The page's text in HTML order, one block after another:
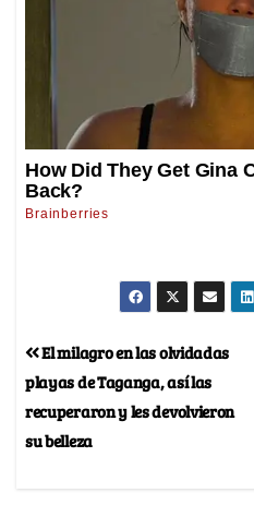
El milagro en las olvidadas
playas de Taganga, así las
recuperaron y les devolvieron
su belleza